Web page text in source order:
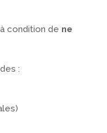
condition de ne
: